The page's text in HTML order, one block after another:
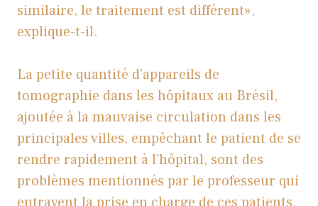
similaire, le traitement est différent»,
explique-t-il.
La petite quantité d'appareils de
tomographie dans les hôpitaux au Brésil,
ajoutée à la mauvaise circulation dans les
principales villes, empêchant le patient de se
rendre rapidement à l'hôpital, sont des
problèmes mentionnés par le professeur qui